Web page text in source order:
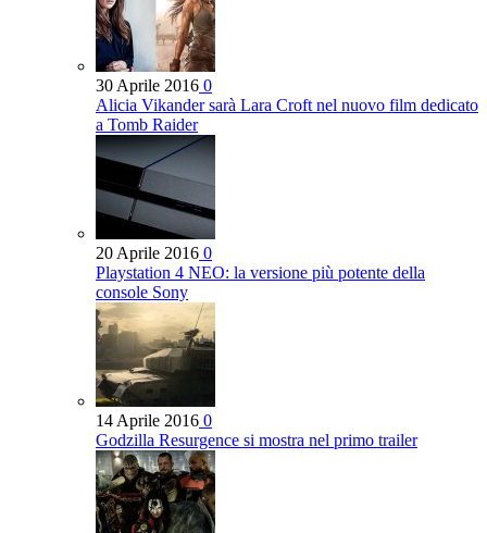
30 Aprile 2016 0
Alicia Vikander sarà Lara Croft nel nuovo film dedicato
a Tomb Raider
20 Aprile 2016 0
Playstation 4 NEO: la versione più potente della
console Sony
14 Aprile 2016 0
Godzilla Resurgence si mostra nel primo trailer